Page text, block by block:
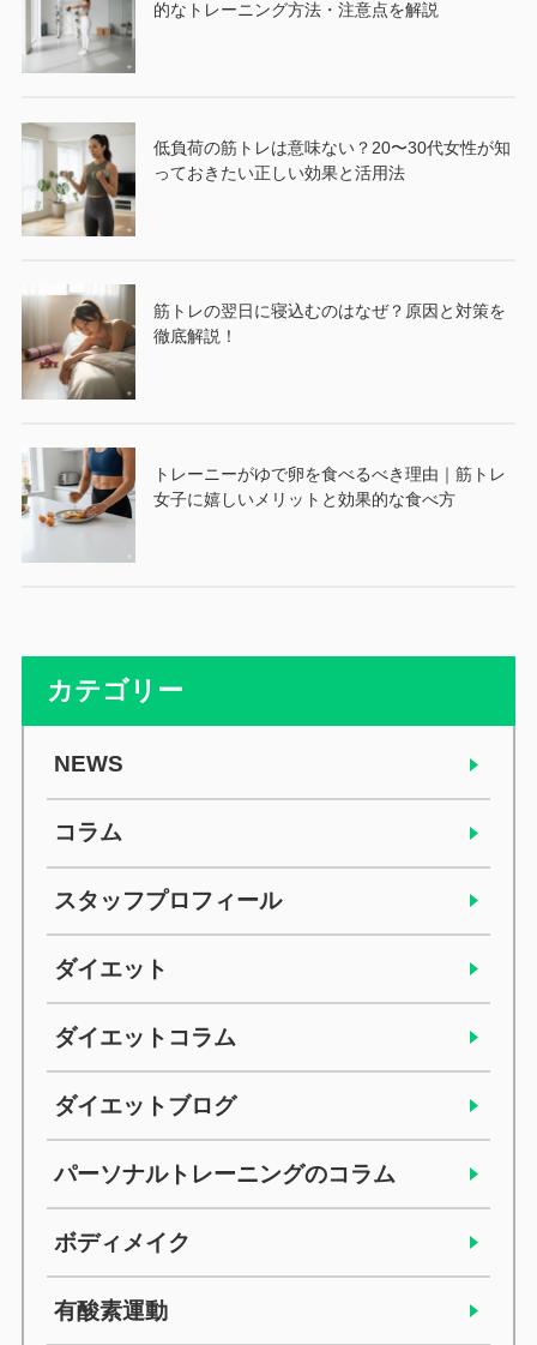
的なトレーニング方法・注意点を解説
低負荷の筋トレは意味ない？20〜30代女性が知
っておきたい正しい効果と活用法
筋トレの翌日に寝込むのはなぜ？原因と対策を
徹底解説！
トレーニーがゆで卵を食べるべき理由｜筋トレ
女子に嬉しいメリットと効果的な食べ方
カテゴリー
NEWS
コラム
スタッフプロフィール
ダイエット
ダイエットコラム
ダイエットブログ
パーソナルトレーニングのコラム
ボディメイク
有酸素運動